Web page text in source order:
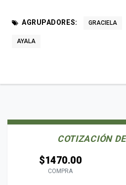
AGRUPADORES: GRACIELA
AYALA
COTIZACIÓN
$1470.00
COMPRA